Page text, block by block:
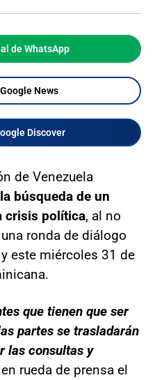
de WhatsApp
News
Discover
de Venezuela
la búsqueda de un
crisis política, al no
ronda de diálogo
este miércoles 31 de
que tienen que ser
partes se trasladarán
las consultas y
rueda de prensa el